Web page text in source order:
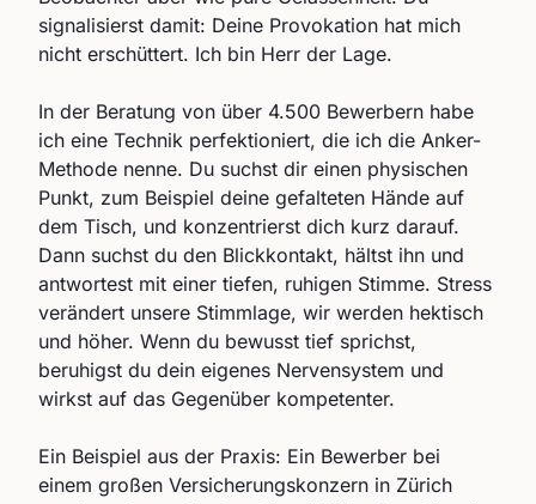
signalisierst damit: Deine Provokation hat mich
nicht erschüttert. Ich bin Herr der Lage.
In der Beratung von über 4.500 Bewerbern habe
ich eine Technik perfektioniert, die ich die Anker-
Methode nenne. Du suchst dir einen physischen
Punkt, zum Beispiel deine gefalteten Hände auf
dem Tisch, und konzentrierst dich kurz darauf.
Dann suchst du den Blickkontakt, hältst ihn und
antwortest mit einer tiefen, ruhigen Stimme. Stress
verändert unsere Stimmlage, wir werden hektisch
und höher. Wenn du bewusst tief sprichst,
beruhigst du dein eigenes Nervensystem und
wirkst auf das Gegenüber kompetenter.
Ein Beispiel aus der Praxis: Ein Bewerber bei
einem großen Versicherungskonzern in Zürich